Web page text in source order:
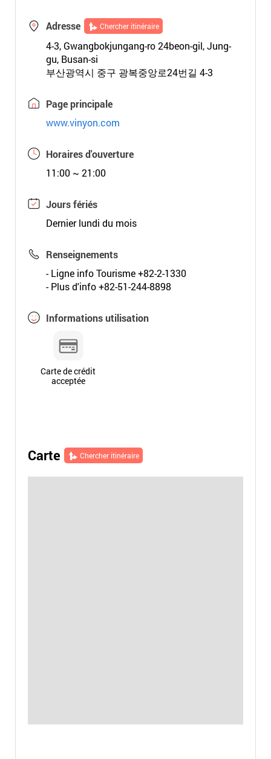
Adresse Chercher itinéraire
4-3, Gwangbokjungang-ro 24beon-gil, Jung-
gu, Busan-si
부산광역시 중구 광복중앙로24번길 4-3
Page principale
www.vinyon.com
Horaires d'ouverture
11:00 ~ 21:00
Jours fériés
Dernier lundi du mois
Renseignements
- Ligne info Tourisme +82-2-1330
- Plus d'info +82-51-244-8898
Informations utilisation
Carte de crédit
acceptée
Carte Chercher itinéraire